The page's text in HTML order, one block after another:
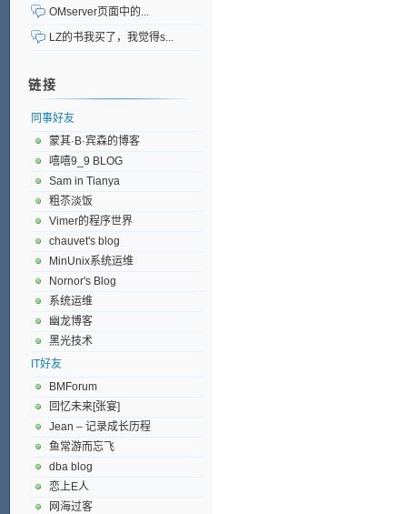
OMserver页面中的...
LZ的书我买了，我觉得s...
链接
同事好友
蒙其·B·宾森的博客
嘻嘻9_9 BLOG
Sam in Tianya
粗苶淡饭
Vimer的程序世界
chauvet's blog
MinUnix系统运维
Nornor's Blog
系统运维
幽龙博客
黑光技术
IT好友
BMForum
回忆未来[张宴]
Jean – 记录成长历程
鱼常游而忘飞
dba blog
恋上E人
网海过客